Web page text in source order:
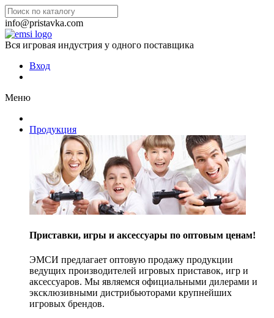
info@pristavka.com
Вся игровая индустрия у одного поставщика
Вход
Меню
Продукция
Приставки, игры и аксессуары по оптовым ценам!
ЭМСИ предлагает оптовую продажу продукции
ведущих производителей игровых приставок, игр и
аксессуаров. Мы являемся официальными дилерами и
эксклюзивными дистрибьюторами крупнейших
игровых брендов.